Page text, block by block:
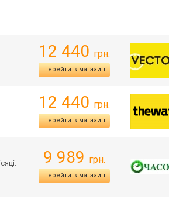
12 440 грн.
Перейти в магазин
12 440 грн.
Перейти в магазин
9 989 грн.
Перейти в магазин